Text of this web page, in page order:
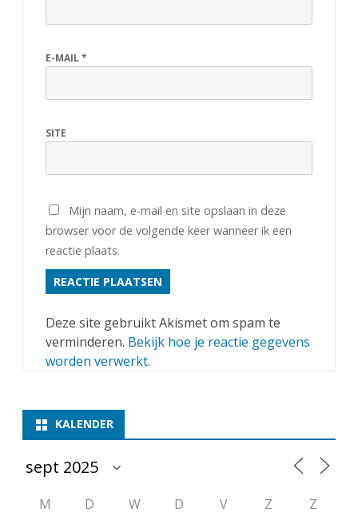
E-MAIL*
SITE
Mijn naam, e-mail en site opslaan in deze
browser voor de volgende keer wanneer ik een
reactie plaats.
Deze site gebruikt Akismet om spam te
verminderen. Bekijk hoe je reactie gegevens
worden verwerkt.
KALENDER
M D W D V Z
Z